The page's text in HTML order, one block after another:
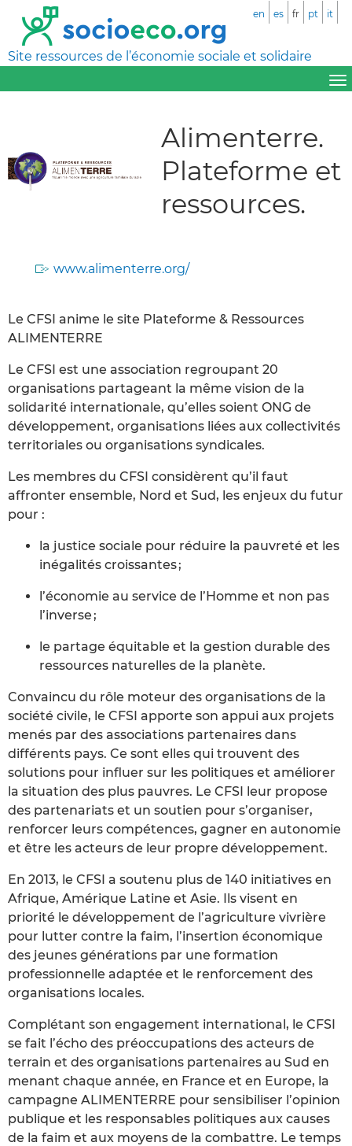
Site ressources de l’économie sociale et solidaire
en es fr pt it
Alimenterre.
Plateforme et
ressources.
www.alimenterre.org/
Le CFSI anime le site Plateforme & Ressources
ALIMENTERRE
Le CFSI est une association regroupant 20
organisations partageant la même vision de la
solidarité internationale, qu’elles soient ONG de
développement, organisations liées aux collectivités
territoriales ou organisations syndicales.
Les membres du CFSI considèrent qu’il faut
affronter ensemble, Nord et Sud, les enjeux du futur
pour :
la justice sociale pour réduire la pauvreté et les
inégalités croissantes ;
l’économie au service de l’Homme et non pas
l’inverse ;
le partage équitable et la gestion durable des
ressources naturelles de la planète.
Convaincu du rôle moteur des organisations de la
société civile, le CFSI apporte son appui aux projets
menés par des associations partenaires dans
différents pays. Ce sont elles qui trouvent des
solutions pour influer sur les politiques et améliorer
la situation des plus pauvres. Le CFSI leur propose
des partenariats et un soutien pour s’organiser,
renforcer leurs compétences, gagner en autonomie
et être les acteurs de leur propre développement.
En 2013, le CFSI a soutenu plus de 140 initiatives en
Afrique, Amérique Latine et Asie. Ils visent en
priorité le développement de l’agriculture vivrière
pour lutter contre la faim, l’insertion économique
des jeunes générations par une formation
professionnelle adaptée et le renforcement des
organisations locales.
Complétant son engagement international, le CFSI
se fait l’écho des préoccupations des acteurs de
terrain et des organisations partenaires au Sud en
menant chaque année, en France et en Europe, la
campagne ALIMENTERRE pour sensibiliser l’opinion
publique et les responsables politiques aux causes
de la faim et aux moyens de la combattre. Le temps